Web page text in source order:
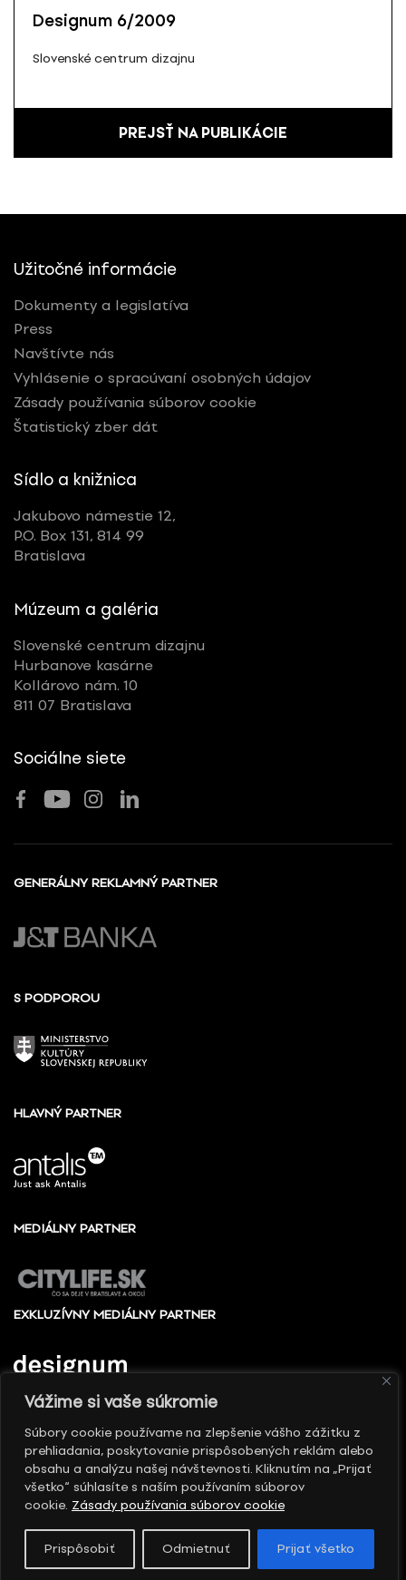
Vážime si vaše súkromie
Súbory cookie používame na zlepšenie vášho zážitku z
prehliadania, poskytovanie prispôsobených reklám alebo
obsahu a analýzu našej návštevnosti. Kliknutím na „Prijať
všetko“ súhlasíte s naším používaním súborov
cookie. Zásady používania súborov cookie
Prispôsobiť Odmietnuť Prijať všetko
Designum 6/2009
Slovenské centrum dizajnu
PREJSŤ NA PUBLIKÁCIE
Užitočné informácie
Dokumenty a legislatíva
Press
Navštívte nás
Vyhlásenie o spracúvaní osobných údajov
Zásady používania súborov cookie
Štatistický zber dát
Sídlo a knižnica
Jakubovo námestie 12,
P.O. Box 131, 814 99
Bratislava
Múzeum a galéria
Slovenské centrum dizajnu
Hurbanove kasárne
Kollárovo nám. 10
811 07 Bratislava
Sociálne siete
GENERÁLNY REKLAMNÝ PARTNER
S PODPOROU
HLAVNÝ PARTNER
MEDIÁLNY PARTNER
EXKLUZÍVNY MEDIÁLNY PARTNER
© 2010 - 2026 Slovenské centrum dizajnu, Všetky
práva vyhradené